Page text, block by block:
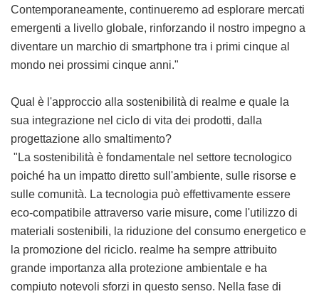
Contemporaneamente, continueremo ad esplorare mercati
emergenti a livello globale, rinforzando il nostro impegno a
diventare un marchio di smartphone tra i primi cinque al
mondo nei prossimi cinque anni."
Qual è l'approccio alla sostenibilità di realme e quale la
sua integrazione nel ciclo di vita dei prodotti, dalla
progettazione allo smaltimento?
"La sostenibilità è fondamentale nel settore tecnologico
poiché ha un impatto diretto sull'ambiente, sulle risorse e
sulle comunità. La tecnologia può effettivamente essere
eco-compatibile attraverso varie misure, come l'utilizzo di
materiali sostenibili, la riduzione del consumo energetico e
la promozione del riciclo. realme ha sempre attribuito
grande importanza alla protezione ambientale e ha
compiuto notevoli sforzi in questo senso. Nella fase di